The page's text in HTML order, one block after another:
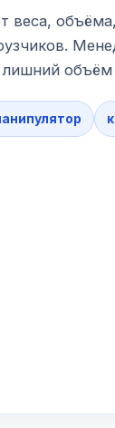
веса,
лишний